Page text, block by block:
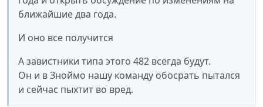
ближайшие два года.
И оно все получится
А завистники типа этого 482 всегда будут.
Он и в Зноймо нашу команду обосрать пытался
и сейчас пыхтит во вред.